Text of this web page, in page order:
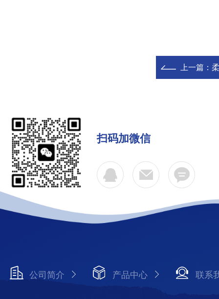
上一篇：
扫码加微信
公司简介 产品中心 联系